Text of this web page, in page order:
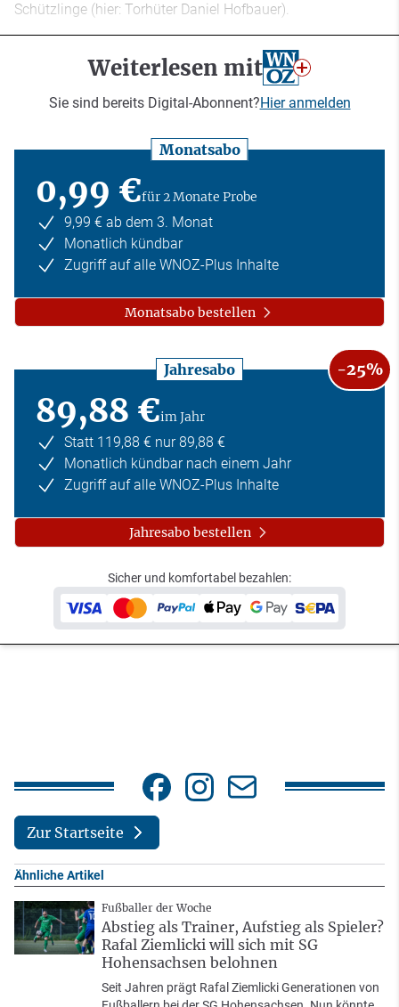
Schützlinge (hier: Torhüter Daniel Hofbauer).
Weiterlesen mit
Sie sind bereits Digital-Abonnent?Hier anmelden
Monatsabo
0,99 €für 2 Monate Probe
9,99 € ab dem 3. Monat
Monatlich kündbar
Zugriff auf alle WNOZ-Plus Inhalte
Monatsabo bestellen
Jahresabo -25%
89,88 €im Jahr
Statt 119,88 € nur 89,88 €
Monatlich kündbar nach einem Jahr
Zugriff auf alle WNOZ-Plus Inhalte
Jahresabo bestellen
Sicher und komfortabel bezahlen:
Zur Startseite
Ähnliche Artikel
Fußballer der Woche
Abstieg als Trainer, Aufstieg als Spieler?
Rafal Ziemlicki will sich mit SG
Hohensachsen belohnen
Seit Jahren prägt Rafal Ziemlicki Generationen von